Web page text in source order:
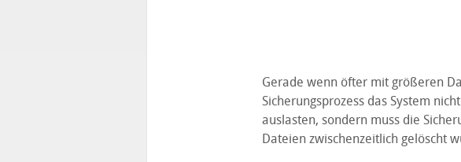
Gerade wenn öfter mit größeren
Sicherungsprozess das System
auslasten, sondern muss die
Dateien zwischenzeitlich gelöscht